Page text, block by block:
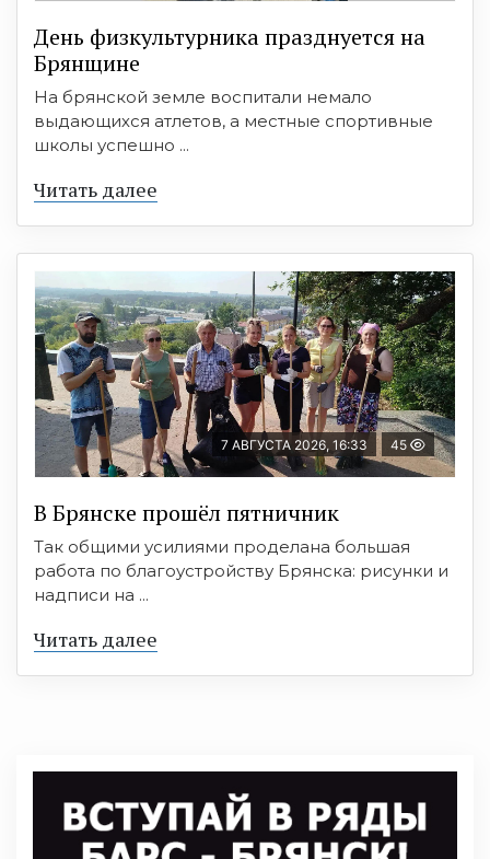
День физкультурника празднуется на
Брянщине
На брянской земле воспитали немало
выдающихся атлетов, а местные спортивные
школы успешно ...
Читать далее
7 АВГУСТА 2026, 16:33 45
В Брянске прошёл пятничник
Так общими усилиями проделана большая
работа по благоустройству Брянска: рисунки и
надписи на ...
Читать далее